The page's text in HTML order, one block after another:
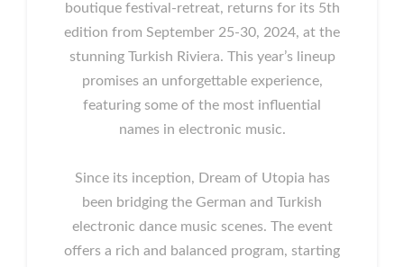
boutique festival-retreat, returns for its 5th
edition from September 25-30, 2024, at the
stunning Turkish Riviera. This year’s lineup
promises an unforgettable experience,
featuring some of the most influential
names in electronic music.
Since its inception, Dream of Utopia has
been bridging the German and Turkish
electronic dance music scenes. The event
offers a rich and balanced program, starting